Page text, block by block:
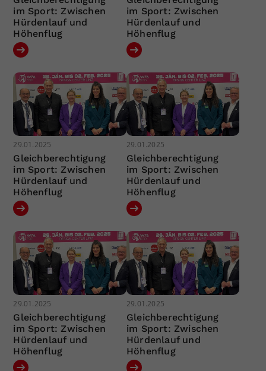
im Sport: Zwischen
Hürdenlauf und
Höhenflug
im Sport: Zwischen
Hürdenlauf und
Höhenflug
29.01.2025
Gleichberechtigung
im Sport: Zwischen
Hürdenlauf und
Höhenflug
29.01.2025
Gleichberechtigung
im Sport: Zwischen
Hürdenlauf und
Höhenflug
29.01.2025
Gleichberechtigung
im Sport: Zwischen
Hürdenlauf und
Höhenflug
29.01.2025
Gleichberechtigung
im Sport: Zwischen
Hürdenlauf und
Höhenflug